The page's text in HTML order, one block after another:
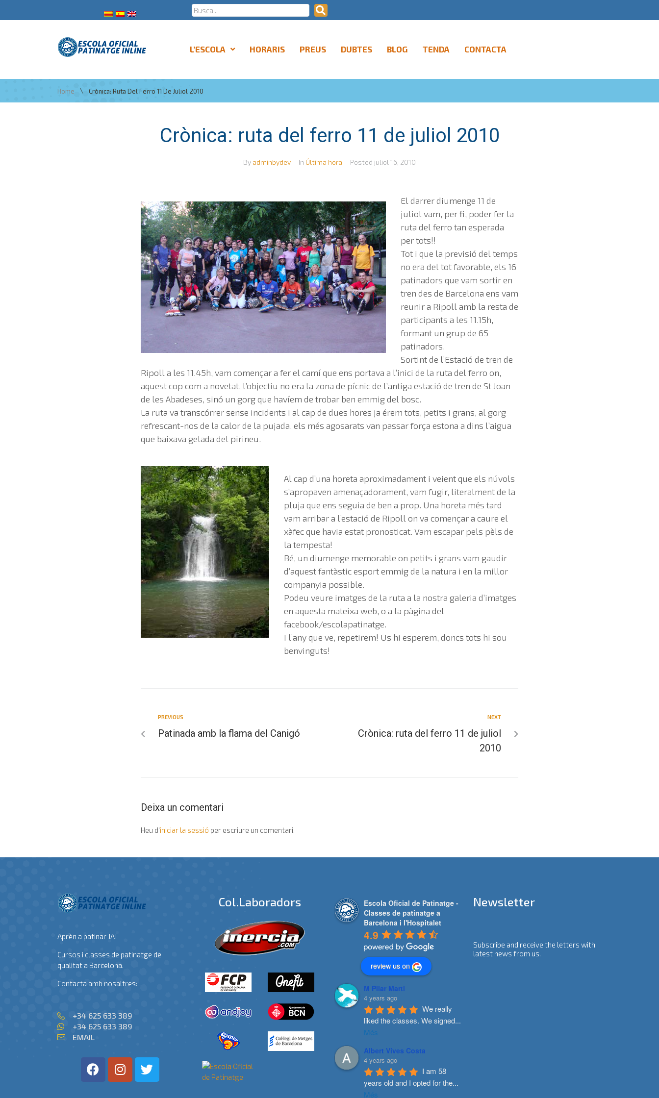
L’ESCOLA HORARIS PREUS DUBTES BLOG TENDA CONTACTA
Home \ Crònica: Ruta Del Ferro 11 De Juliol 2010
Crònica: ruta del ferro 11 de juliol 2010
By adminbydev In Última hora Posted juliol 16, 2010
El darrer diumenge 11 de
juliol vam, per fi, poder fer la
ruta del ferro tan esperada
per tots!!
Tot i que la previsió del temps
no era del tot favorable, els 16
patinadors que vam sortir en
tren des de Barcelona ens vam
reunir a Ripoll amb la resta de
participants a les 11.15h,
formant un grup de 65
patinadors.
Sortint de l’Estació de tren de
Ripoll a les 11.45h, vam començar a fer el camí que ens portava a l’inici de la ruta del ferro on,
aquest cop com a novetat, l’objectiu no era la zona de pícnic de l’antiga estació de tren de St Joan
de les Abadeses, sinó un gorg que havíem de trobar ben emmig del bosc.
La ruta va transcórrer sense incidents i al cap de dues hores ja érem tots, petits i grans, al gorg
refrescant-nos de la calor de la pujada, els més agosarats van passar força estona a dins l’aigua
que baixava gelada del pirineu.
Al cap d’una horeta aproximadament i veient que els núvols
s’apropaven amenaçadorament, vam fugir, literalment de la
pluja que ens seguia de ben a prop. Una horeta més tard
vam arribar a l’estació de Ripoll on va començar a caure el
xàfec que havia estat pronosticat. Vam escapar pels pèls de
la tempesta!
Bé, un diumenge memorable on petits i grans vam gaudir
d’aquest fantàstic esport emmig de la natura i en la millor
companyia possible.
Podeu veure imatges de la ruta a la nostra galeria d’imatges
en aquesta mateixa web, o a la pàgina del
facebook/escolapatinatge.
I l’any que ve, repetirem! Us hi esperem, doncs tots hi sou
benvinguts!
PREVIOUS
Patinada amb la flama del Canigó
NEXT
Crònica: ruta del ferro 11 de juliol
2010
Deixa un comentari
Heu d'iniciar la sessió per escriure un comentari.
Aprèn a patinar JA!
Cursos i classes de patinatge de
qualitat a Barcelona.
Contacta amb nosaltres:
+34 625 633 389
+34 625 633 389
EMAIL
Col.laboradors
Escola Oficial de Patinatge -
Classes de patinatge a
Barcelona i l'Hospitalet
4.9
review us on
M Pilar Marti
4 years ago
We really
liked the classes. We signed...
Més
Albert Vives Costa
4 years ago
I am 58
years old and I opted for the...
Més
Newsletter
Subscribe and receive the letters with
latest news from us.